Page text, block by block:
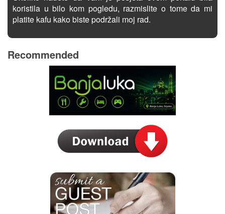
koristila u bilo kom pogledu, razmislite o tome da mi
platite kafu kako biste podržali moj rad.
Recommended